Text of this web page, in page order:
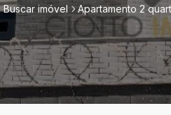
Buscar imóvel Apartamento 2